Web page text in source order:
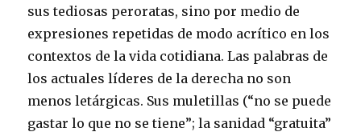
sus tediosas peroratas, sino por medio de
expresiones repetidas de modo acrítico en los
contextos de la vida cotidiana. Las palabras de
los actuales líderes de la derecha no son
menos letárgicas. Sus muletillas (“no se puede
gastar lo que no se tiene”; la sanidad “gratuita”